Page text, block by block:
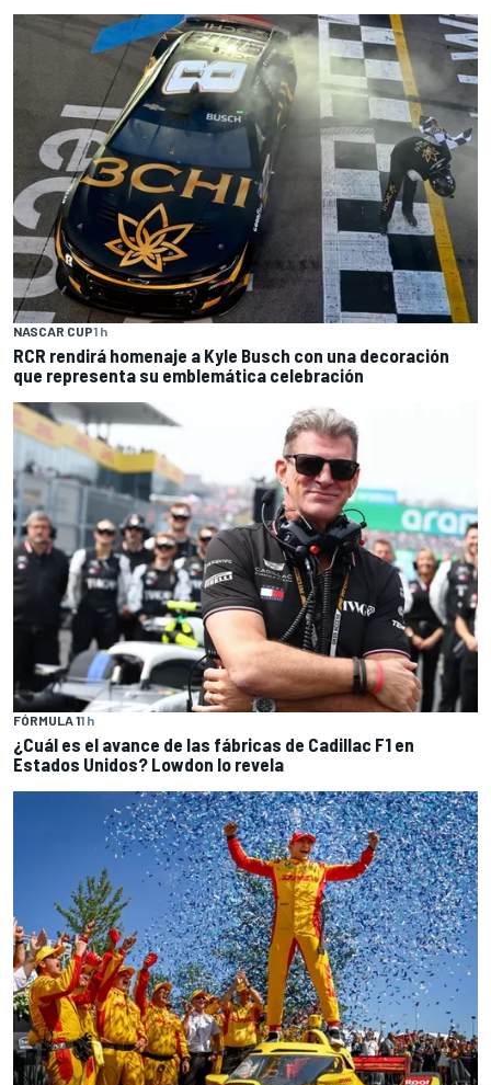
NASCAR CUP1 h
RCR rendirá homenaje a Kyle Busch con una decoración
que representa su emblemática celebración
FÓRMULA 11 h
¿Cuál es el avance de las fábricas de Cadillac F1 en
Estados Unidos? Lowdon lo revela